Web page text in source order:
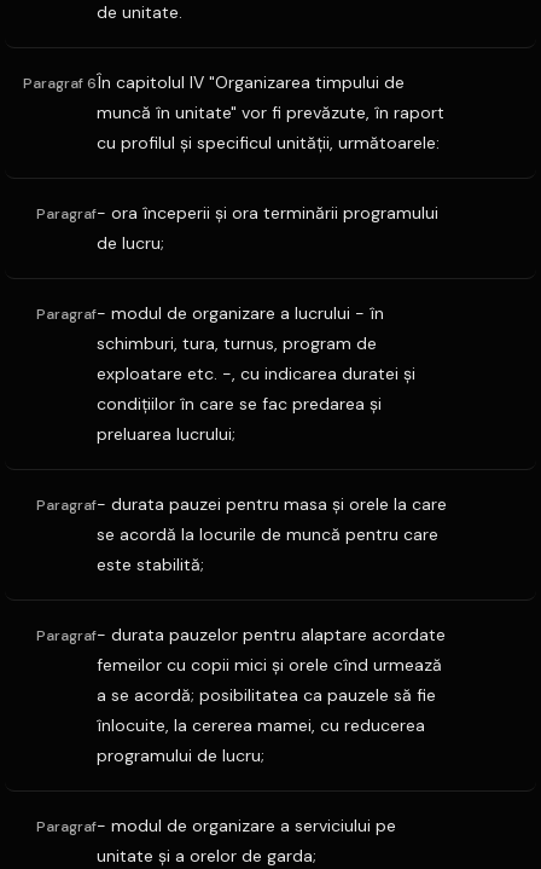
de unitate.
Paragraf 6În capitolul IV "Organizarea timpului de
muncă în unitate" vor fi prevăzute, în raport
cu profilul şi specificul unităţii, următoarele:
Paragraf- ora începerii şi ora terminării programului
de lucru;
Paragraf- modul de organizare a lucrului - în
schimburi, tura, turnus, program de
exploatare etc. -, cu indicarea duratei şi
condiţiilor în care se fac predarea şi
preluarea lucrului;
Paragraf- durata pauzei pentru masa şi orele la care
se acordă la locurile de muncă pentru care
este stabilită;
Paragraf- durata pauzelor pentru alaptare acordate
femeilor cu copii mici şi orele cînd urmează
a se acordă; posibilitatea ca pauzele să fie
înlocuite, la cererea mamei, cu reducerea
programului de lucru;
Paragraf- modul de organizare a serviciului pe
unitate şi a orelor de garda;